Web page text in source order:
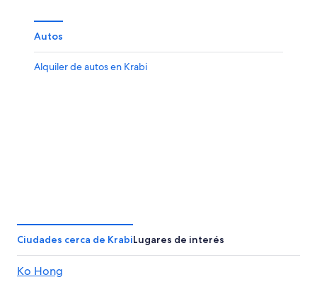
Autos
Alquiler de autos en Krabi
Ciudades cerca de KrabiLugares de interés
Ko Hong